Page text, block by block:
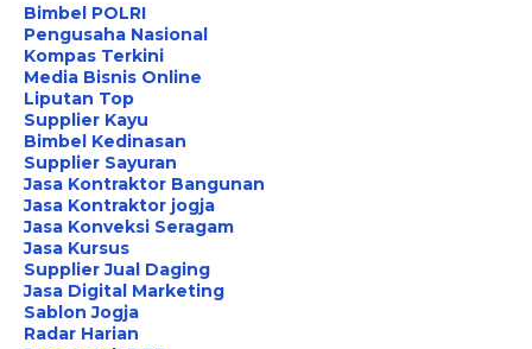
Bimbel POLRI
Pengusaha Nasional
Kompas Terkini
Media Bisnis Online
Liputan Top
Supplier Kayu
Bimbel Kedinasan
Supplier Sayuran
Jasa Kontraktor Bangunan
Jasa Kontraktor jogja
Jasa Konveksi Seragam
Jasa Kursus
Supplier Jual Daging
Jasa Digital Marketing
Sablon Jogja
Radar Harian